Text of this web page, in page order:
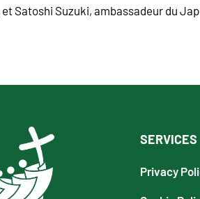
Satoshi Suzuki, ambassadeur du
SERVICES
Privacy